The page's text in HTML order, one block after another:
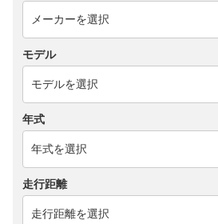
モデル
年式
走行距離